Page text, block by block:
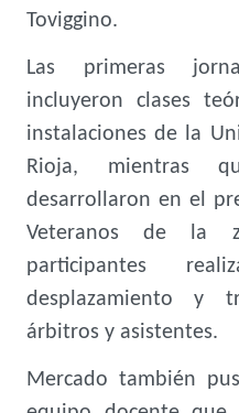
Toviggino.
Las primeras
incluyeron clases
instalaciones de la
Rioja, mientras
desarrollaron en el
Veteranos de la
participantes
desplazamiento y
árbitros y asistentes.
Mercado también